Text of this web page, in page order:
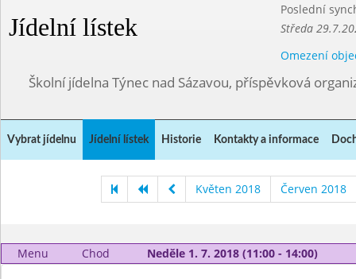
Jídelní lístek
Poslední
Středa
Omezení
Školní jídelna Týnec nad Sázavou, příspěvková
Vybrat jídelnu Jídelní lístek Historie Kontakty a informace
Květen 2018 Červen 2018
Menu Chod Neděle 1. 7. 2018 (11:00 - 14:00)